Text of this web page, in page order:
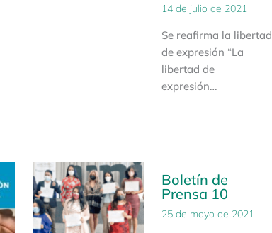
14 de julio de 2021
Se reafirma la libertad
de expresión “La
libertad de
expresión…
Boletín de
Prensa 10
25 de mayo de 2021